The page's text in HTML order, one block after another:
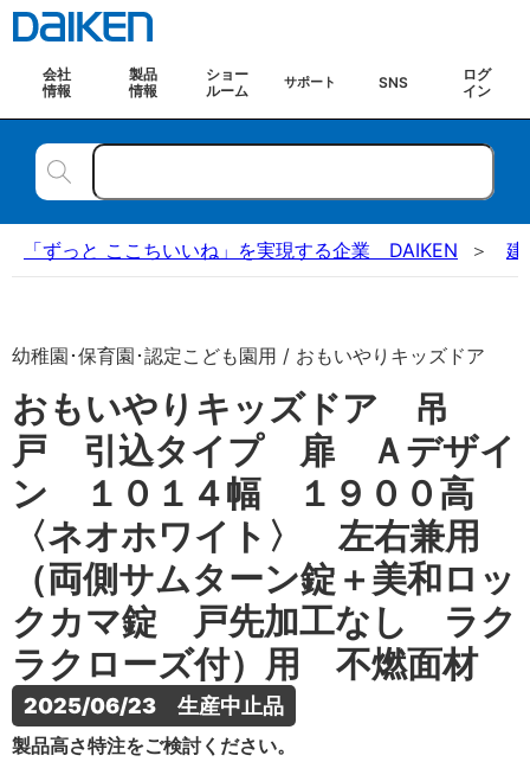
会社
情報
製品
情報
ショー
ルーム
サポート SNS
ログ
イン
「ずっと ここちいいね」を実現する企業 DAIKEN 建
幼稚園･保育園･認定こども園用 / おもいやりキッズドア
おもいやりキッズドア 吊
戸 引込タイプ 扉 Ａデザイ
ン １０１４幅 １９００高
〈ネオホワイト〉 左右兼用
（両側サムターン錠＋美和ロッ
クカマ錠 戸先加工なし ラク
ラクローズ付）用 不燃面材
2025/06/23　生産中止品
製品高さ特注をご検討ください。